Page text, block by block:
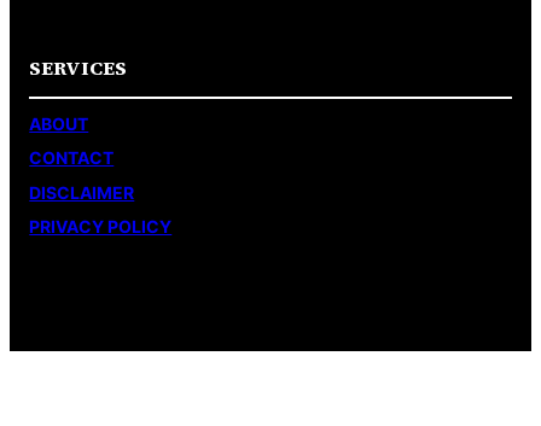
SERVICES
ABOUT
CONTACT
DISCLAIMER
PRIVACY POLICY